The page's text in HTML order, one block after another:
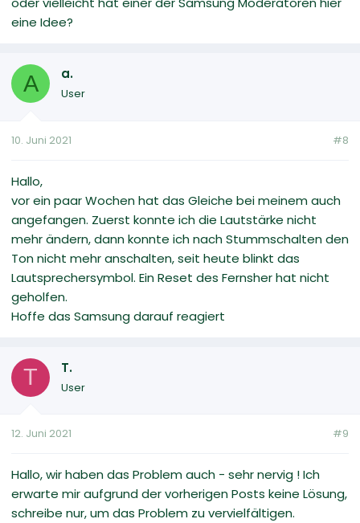
eine Idee?
A a.
User
10. Juni 2021 #8
Hallo,
vor ein paar Wochen hat das Gleiche bei meinem auch
angefangen. Zuerst konnte ich die Lautstärke nicht
mehr ändern, dann konnte ich nach Stummschalten den
Ton nicht mehr anschalten, seit heute blinkt das
Lautsprechersymbol. Ein Reset des Fernsher hat nicht
geholfen.
Hoffe das Samsung darauf reagiert
T T.
User
12. Juni 2021 #9
Hallo, wir haben das Problem auch - sehr nervig ! Ich
erwarte mir aufgrund der vorherigen Posts keine Lösung,
schreibe nur, um das Problem zu vervielfältigen.